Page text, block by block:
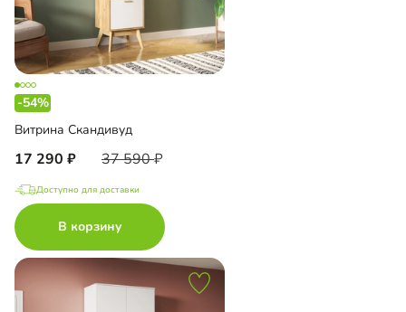
-54%
Витрина Скандивуд
17 290 37 590
Доступно для доставки
В корзину